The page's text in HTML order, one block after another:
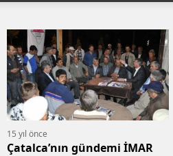
15 yıl önce
Çatalca’nın gündemi İMAR